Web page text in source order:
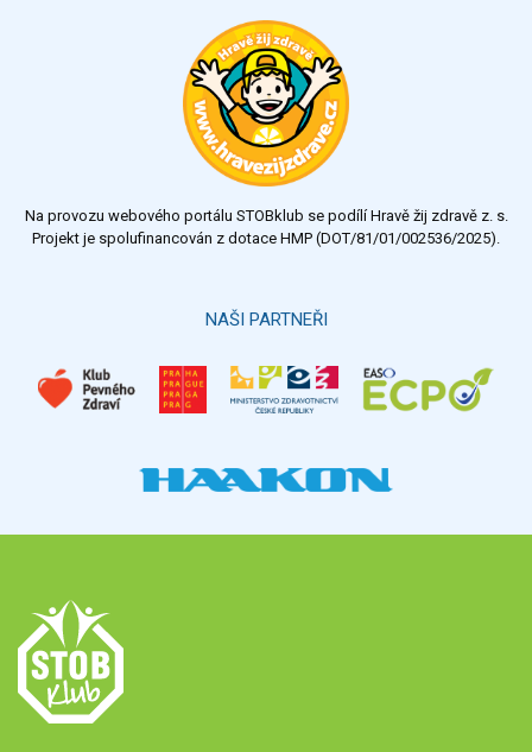
Na provozu webového portálu STOBklub se podílí Hravě žij zdravě z. s.
Projekt je spolufinancován z dotace HMP (DOT/81/01/002536/2025).
NAŠI PARTNEŘI